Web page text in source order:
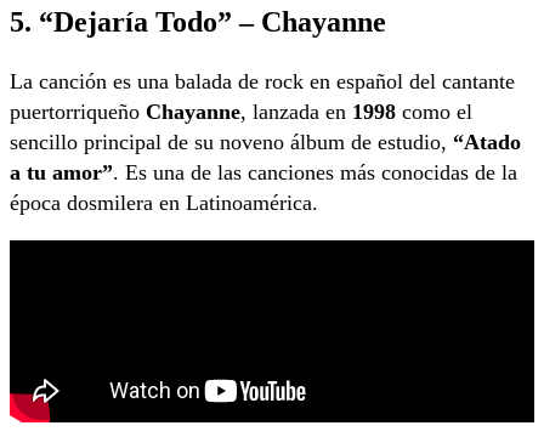
5. “Dejaría Todo” – Chayanne
La canción es una balada de rock en español del cantante
puertorriqueño Chayanne, lanzada en 1998 como el
sencillo principal de su noveno álbum de estudio, “Atado
a tu amor”. Es una de las canciones más conocidas de la
época dosmilera en Latinoamérica.